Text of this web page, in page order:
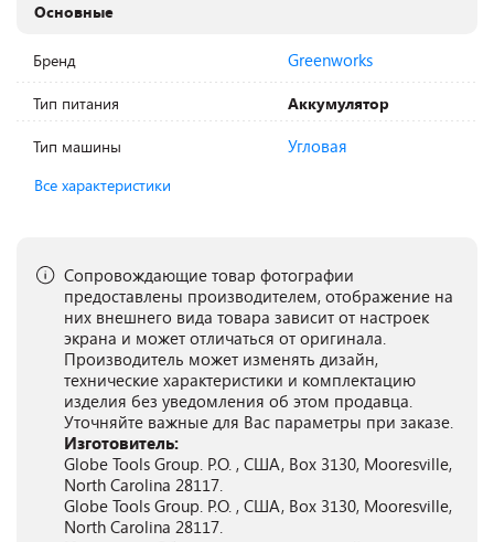
Основные
Бренд Greenworks
Тип питания Аккумулятор
Тип машины Угловая
Все характеристики
Сопровождающие товар фотографии
предоставлены производителем, отображение на
них внешнего вида товара зависит от настроек
экрана и может отличаться от оригинала.
Производитель может изменять дизайн,
технические характеристики и комплектацию
изделия без уведомления об этом продавца.
Уточняйте важные для Вас параметры при заказе.
Изготовитель:
Globe Tools Group. P.O. , США, Box 3130, Mooresville,
North Carolina 28117.
Globe Tools Group. P.O. , США, Box 3130, Mooresville,
North Carolina 28117.